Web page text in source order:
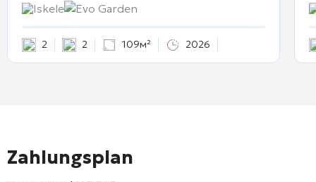
Iskele
Evo Garden
2 2 109м² 2026
Zahlungsplan